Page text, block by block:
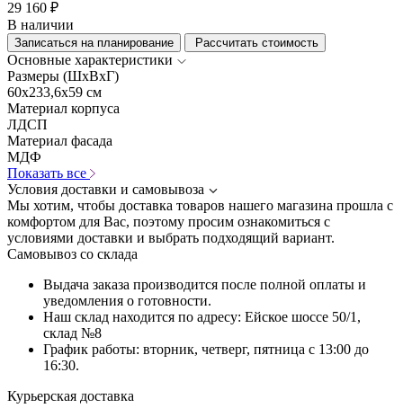
29 160 ₽
В наличии
Записаться на планирование Рассчитать стоимость
Основные характеристики
Размеры (ШхВхГ)
60x233,6x59 см
Материал корпуса
ЛДСП
Материал фасада
МДФ
Показать все
Условия доставки и самовывоза
Мы хотим, чтобы доставка товаров нашего магазина прошла с
комфортом для Вас, поэтому просим ознакомиться с
условиями доставки и выбрать подходящий вариант.
Самовывоз со склада
Выдача заказа производится после полной оплаты и
уведомления о готовности.
Наш склад находится по адресу: Ейское шоссе 50/1,
склад №8
График работы: вторник, четверг, пятница с 13:00 до
16:30.
Курьерская доставка